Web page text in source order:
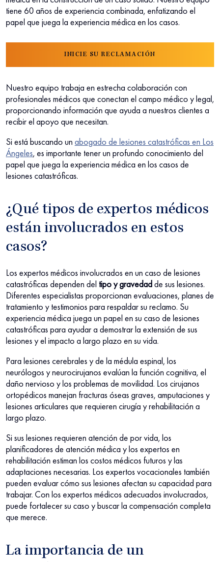
tiene 60 años de experiencia combinada, enfatizando el
papel que juega la experiencia médica en los casos.
INICIE SU RECLAMACIÓN
Nuestro equipo trabaja en estrecha colaboración con
profesionales médicos que conectan el campo médico y legal,
proporcionando información que ayuda a nuestros clientes a
recibir el apoyo que necesitan.
Si está buscando un abogado de lesiones catastróficas en Los
Ángeles, es importante tener un profundo conocimiento del
papel que juega la experiencia médica en los casos de
lesiones catastróficas.
¿Qué tipos de expertos médicos
están involucrados en estos
casos?
Los expertos médicos involucrados en un caso de lesiones
catastróficas dependen del tipo y gravedadde sus lesiones.
Diferentes especialistas proporcionan evaluaciones, planes de
tratamiento y testimonios para respaldar su reclamo. Su
experiencia médica juega un papel en su caso de lesiones
catastróficas para ayudar a demostrar la extensión de sus
lesiones y el impacto a largo plazo en su vida.
Para lesiones cerebrales y de la médula espinal, los
neurólogos y neurocirujanos evalúan la función cognitiva, el
daño nervioso y los problemas de movilidad. Los cirujanos
ortopédicos manejan fracturas óseas graves, amputaciones y
lesiones articulares que requieren cirugía y rehabilitación a
largo plazo.
Si sus lesiones requieren atención de por vida, los
planificadores de atención médica y los expertos en
rehabilitación estiman los costos médicos futuros y las
adaptaciones necesarias. Los expertos vocacionales también
pueden evaluar cómo sus lesiones afectan su capacidad para
trabajar. Con los expertos médicos adecuados involucrados,
puede fortalecer su caso y buscar la compensación completa
que merece.
La importancia de un